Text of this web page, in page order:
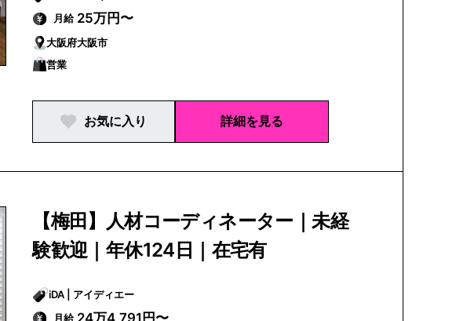
月給 25万円〜
大阪府大阪市
営業
お気に入り 詳細を見る
【梅田】人材コーディネーター｜未経
験歓迎｜年休124日｜在宅有
iDA | アイディエー
月給